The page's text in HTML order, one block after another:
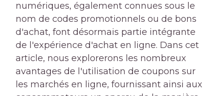
numériques, également connues sous le
nom de codes promotionnels ou de bons
d'achat, font désormais partie intégrante
de l'expérience d'achat en ligne. Dans cet
article, nous explorerons les nombreux
avantages de l'utilisation de coupons sur
les marchés en ligne, fournissant ainsi aux